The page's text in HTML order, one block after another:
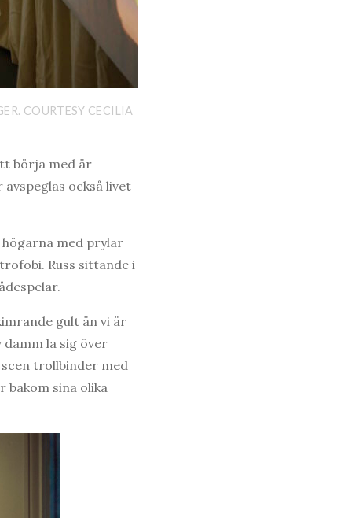
COURTESY CECILIA
börja med är
också livet
högarna med prylar
Russ sittande i
gult än vi är
damm la sig över
trollbinder med
bakom sina olika